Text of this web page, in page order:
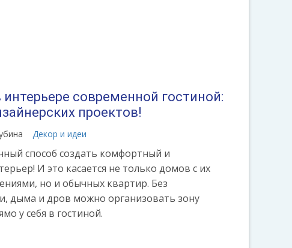
современной гостиной:
проектов!
Декор и идеи
способ создать комфортный и
И это касается не только домов с их
но и обычных квартир. Без
дыма и дров можно организовать зону
у себя в гостиной.